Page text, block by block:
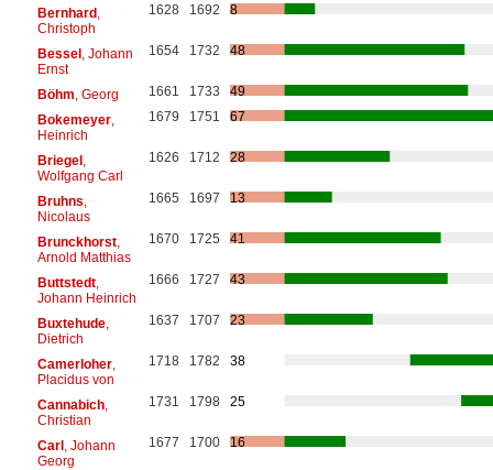
Bernhard,
Christoph
1628 1692 8
Bessel, Johann
Ernst
1654 1732 48
Böhm , Georg 1661 1733
49
Bokemeyer,
Heinrich
1679 1751 67
Briegel,
Wolfgang Carl
1626 1712 28
Bruhns
Nicolaus
1665 1697 13
Brunckhorst,
Arnold Matthias
1670 1725 41
Buttstedt,
Johann Heinrich
1666 1727 43
Buxtehude,
Dietrich
1637 1707 23
Camerloher,
Placidus von
1718 1782 38
Cannabich,
Christian
1731 1798 25
Carl, Johann
Georg
1677 1700 16